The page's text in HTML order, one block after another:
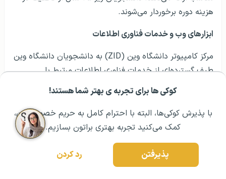
کوکی ها برای تجربه ی بهتر شما هستند!
با پذیرش کوکی‌ها، البته با احترام کامل به حریم خصوصیتون،
کمک می‌کنید تجربه بهتری براتون بسازیم.
پذیرفتن رد کردن
مشــاوره اولیه رایگان: ۰۲۱ ۴۳۰۰۰ ۰۲۱ رزرو مشاوره تخصصی
تحصیلاتشان را ارائه می‌دهد که از طریق حساب کاربری
دانشجویی شما قابل دسترسی است.
غذاخوری‌ها
در وین می‌توانید چند غذاخوری پیدا کنید که در آنها با قیمت
مناسب غذا بخورید. دانشجویان می‌توانند در غذاخوری‌های
چرا تحصیل در دانشگاه ویناتریش؟